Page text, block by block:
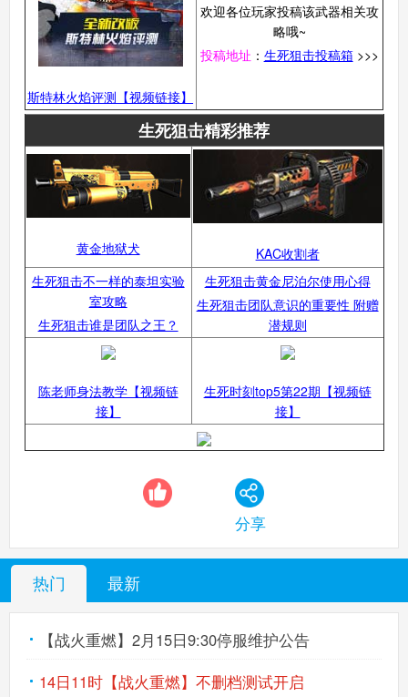
搜 手
斯特林火焰评测【视频链接】
欢迎各位玩家投稿该武器相关攻
略哦~
投稿地址 ： 生死狙击投稿箱>>>
生死狙击精彩推荐
黄金地狱犬
KAC收割者
生死狙击不一样的泰坦实验
室攻略
生死狙击谁是团队之王？
生死狙击黄金尼泊尔使用心得
生死狙击团队意识的重要性 附赠
潜规则
陈老师身法教学【视频链
接】
生死时刻top5第22期【视频链
接】
分享
热门 最新
【战火重燃】2月15日9:30停服维护公告
14日11时【战火重燃】不删档测试开启